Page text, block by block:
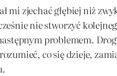
mi zjechać głębiej niż
nie stworzyć
problemem.
co się dzieje,